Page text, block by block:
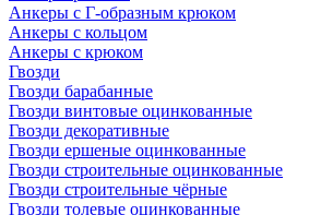
Анкеры с Г-образным крюком
Анкеры с кольцом
Анкеры с крюком
Гвозди
Гвозди барабанные
Гвозди винтовые оцинкованные
Гвозди декоративные
Гвозди ершеные оцинкованные
Гвозди строительные оцинкованные
Гвозди строительные чёрные
Гвозди толевые оцинкованные